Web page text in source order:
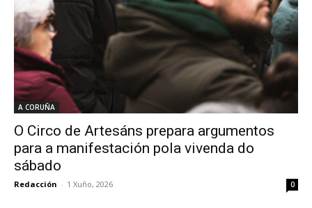
A CORUÑA
O Circo de Artesáns prepara argumentos
para a manifestación pola vivenda do
sábado
Redacción - 1 Xuño, 2026 0